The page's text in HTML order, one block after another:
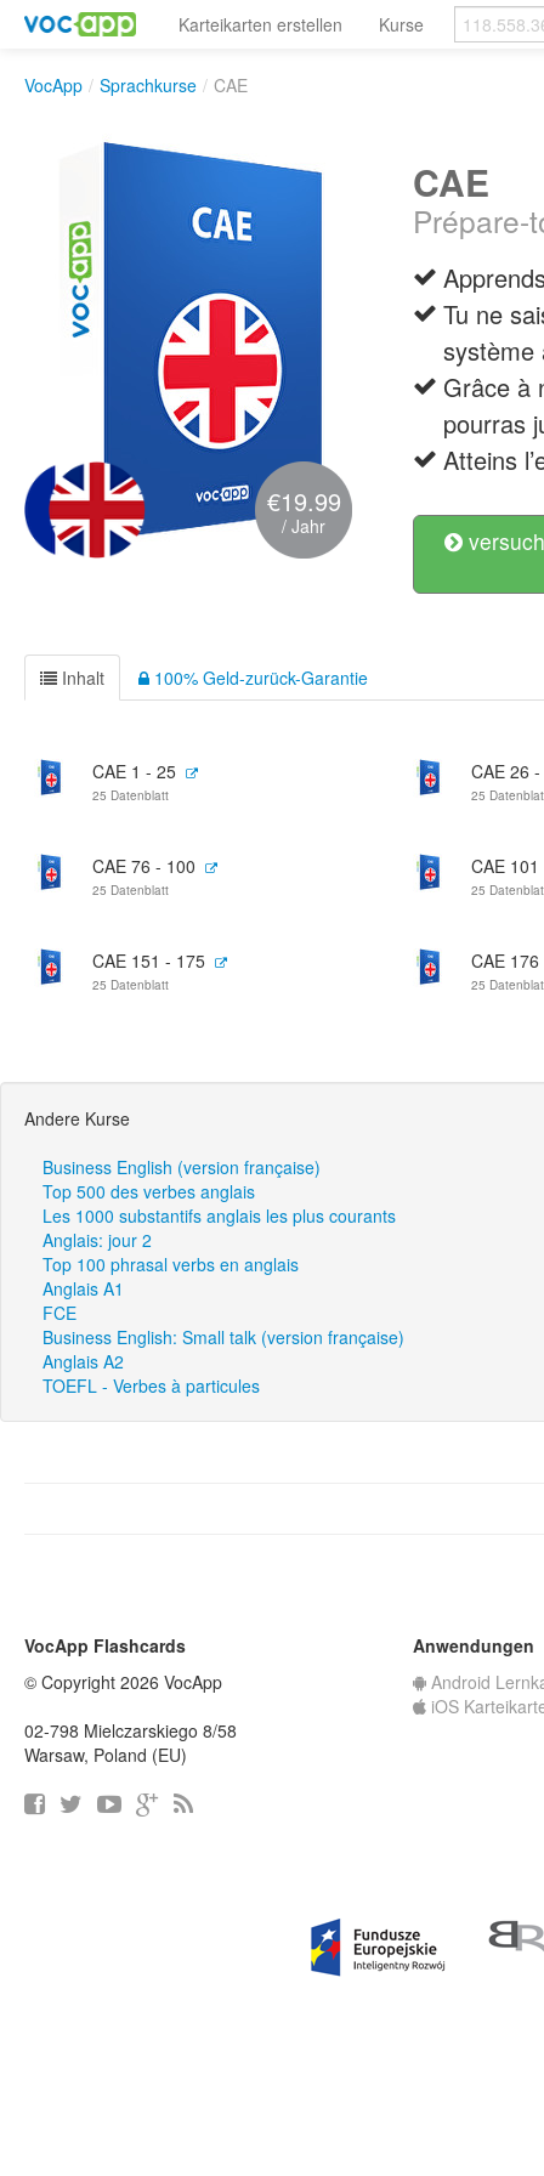
Karteikarten erstellen Kurse
VocApp / Sprachkurse / CAE
€19.99
/ Jahr
CAE
Prépare-
Tu ne
système
Grâce à
pourras
Atteins
Inhalt 100% Geld-zurück-Garantie
CAE 1 - 25
25 Datenblatt
CAE 26
25
CAE 76 - 100
25 Datenblatt
CAE
25
CAE 151 - 175
25 Datenblatt
CAE
25
Andere Kurse
Business English (version française)
Top 500 des verbes anglais
Les 1000 substantifs anglais les plus courants
Anglais: jour 2
Top 100 phrasal verbs en anglais
Anglais A1
FCE
Business English: Small talk (version française)
Anglais A2
TOEFL - Verbes à particules
VocApp Flashcards
© Copyright 2026 VocApp
02-798 Mielczarskiego 8/58
Warsaw, Poland (EU)
Anwendungen
Android
iOS